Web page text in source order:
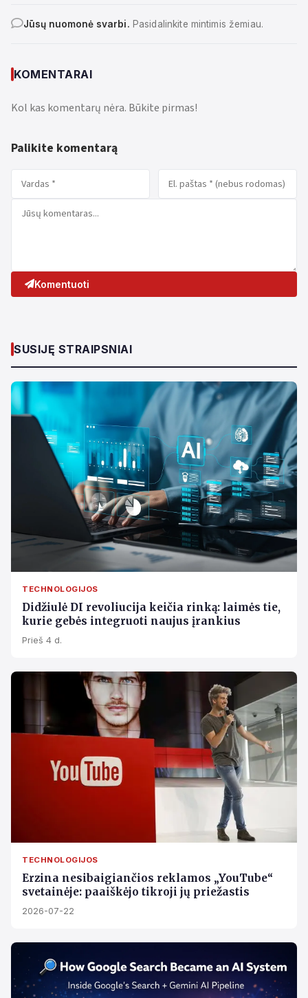
Jūsų nuomonė svarbi. Pasidalinkite mintimis žemiau.
KOMENTARAI
Kol kas komentarų nėra. Būkite pirmas!
Palikite komentarą
Komentuoti
SUSIJĘ STRAIPSNIAI
TECHNOLOGIJOS
Didžiulė DI revoliucija keičia rinką: laimės tie,
kurie gebės integruoti naujus įrankius
Prieš 4 d.
TECHNOLOGIJOS
Erzina nesibaigiančios reklamos „YouTube“
svetainėje: paaiškėjo tikroji jų priežastis
2026-07-22